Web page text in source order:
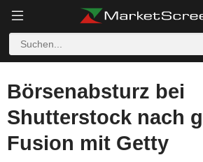
Börsenabsturz bei
Shutterstock nach
Fusion mit Getty